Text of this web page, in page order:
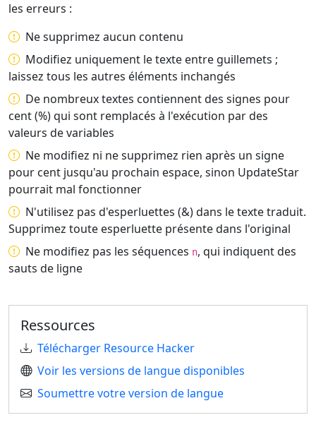
les erreurs :
Ne supprimez aucun contenu
Modifiez uniquement le texte entre guillemets ;
laissez tous les autres éléments inchangés
De nombreux textes contiennent des signes pour
cent (%) qui sont remplacés à l'exécution par des
valeurs de variables
Ne modifiez ni ne supprimez rien après un signe
pour cent jusqu'au prochain espace, sinon UpdateStar
pourrait mal fonctionner
N'utilisez pas d'esperluettes (&) dans le texte traduit.
Supprimez toute esperluette présente dans l'original
Ne modifiez pas les séquences n, qui indiquent des
sauts de ligne
Ressources
Télécharger Resource Hacker
Voir les versions de langue disponibles
Soumettre votre version de langue